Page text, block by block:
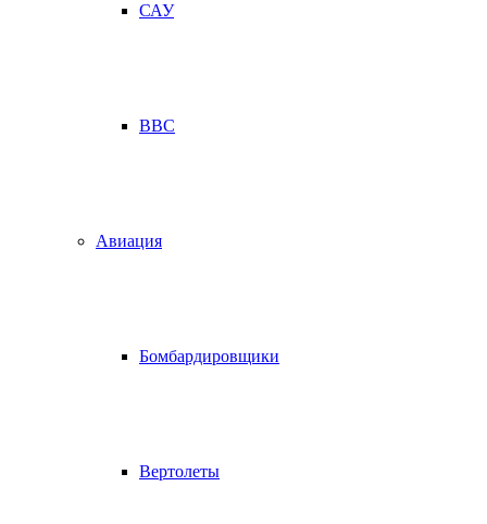
САУ
ВВС
Авиация
Бомбардировщики
Вертолеты